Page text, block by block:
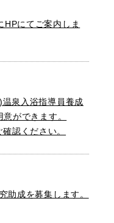
HPにてご案内しま
温泉入浴指導員養成
ができます。
認ください。
助成を募集します。